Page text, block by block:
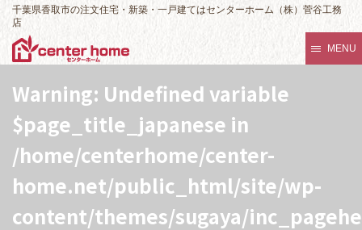
千葉県香取市の注文住宅・新築・一戸建てはセンターホーム（株）菅谷工務
店
MENU
Warning: Undefined variable
$page_title_japanese in
/home/centerhome/center-
home.net/public_html/site/wp-
content/themes/sugaya/